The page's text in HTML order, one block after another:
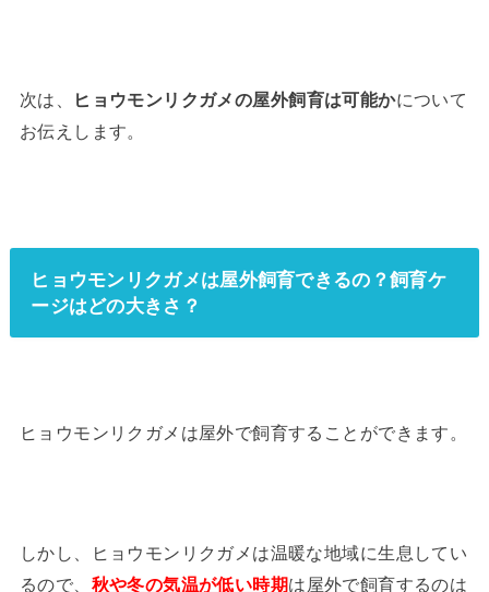
次は、 ヒョウモンリクガメの屋外飼育は可能かについて
お伝えします。
ヒョウモンリクガメは屋外飼育できるの？飼育ケ
ージはどの大きさ？
ヒョウモンリクガメは屋外で飼育することができます。
しかし、ヒョウモンリクガメは温暖な地域に生息してい
るので、 秋や冬の気温が低い時期は屋外で飼育するのは